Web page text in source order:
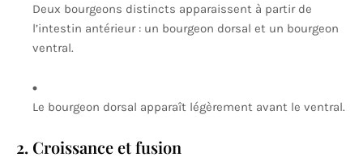
Deux bourgeons distincts apparaissent à partir de
l’intestin antérieur : un bourgeon dorsal et un bourgeon
ventral.
Le bourgeon dorsal apparaît légèrement avant le ventral.
2. Croissance et fusion